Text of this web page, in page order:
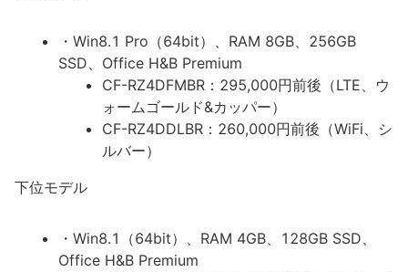
・Win8.1 Pro（64bit）、RAM 8GB、256GB
SSD、Office H&B Premium
CF-RZ4DFMBR：295,000円前後（LTE、ウ
ォームゴールド&カッパー）
CF-RZ4DDLBR：260,000円前後（WiFi、シ
ルバー）
下位モデル
・Win8.1（64bit）、RAM 4GB、128GB SSD、
Office H&B Premium